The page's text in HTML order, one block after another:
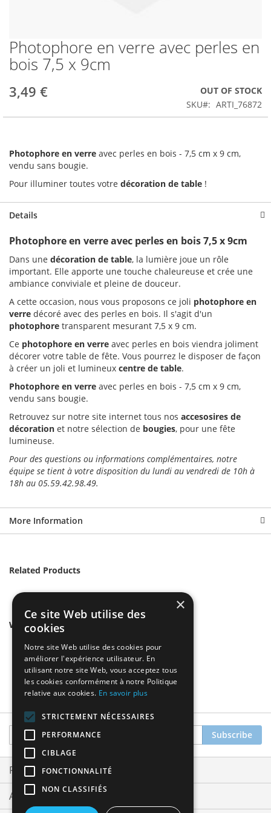
Skip
to
the
of
images
Photophore en verre avec perles en
bois 7,5 x 9cm
3,49 €
OUT OF STOCK
SKU
ARTI_76872
Photophore en verre avec perles en bois - 7,5 cm x 9 cm,
vendu sans bougie.
Pour illuminer toutes votre décoration de table !
Details
Photophore en verre avec perles en bois 7,5 x 9cm
Dans une décoration de table, la lumière joue un rôle
important. Elle apporte une touche chaleureuse et crée une
ambiance conviviale et pleine de douceur.
A cette occasion, nous vous proposons ce joli photophore en
verre décoré avec des perles en bois. Il s'agit d'un
photophore transparent mesurant 7,5 x 9 cm.
Ce photophore en verre avec perles en bois viendra joliment
décorer votre table de fête. Vous pourrez le disposer de façon
à créer un joli et lumineux centre de table.
Photophore en verre avec perles en bois - 7,5 cm x 9 cm,
vendu sans bougie.
Retrouvez sur notre site internet tous nos accesosires de
décoration et notre sélection de bougies, pour une fête
lumineuse.
Pour des questions ou informations complémentaires, notre
équipe se tient à votre disposition du lundi au vendredi de 10h à
18h au 05.59.42.98.49.
More Information
Related Products
We found other products you might like!
Sign
Up
for
Our
Newsletter:
Subscribe
Privacy and Cookie Policy
Advanced Search
×
Ce site Web utilise des
cookies
Notre site Web utilise des cookies pour
améliorer l'expérience utilisateur. En
utilisant notre site Web, vous acceptez tous
les cookies conformément à notre Politique
relative aux cookies. En savoir plus
STRICTEMENT NÉCESSAIRES
PERFORMANCE
CIBLAGE
FONCTIONNALITÉ
NON CLASSIFIÉS